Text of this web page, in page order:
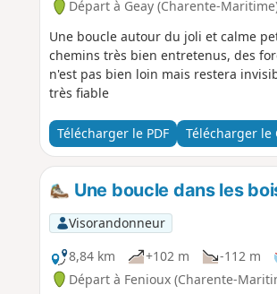
Départ à Geay (Charente-
Une boucle autour du joli et calme
chemins très bien entretenus, des
n'est pas bien loin mais restera
très fiable
Télécharger le PDF Télécharger le
Une boucle dans les
Visorandonneur
8,84 km
+102 m -112 m
Départ à Fenioux (Charente-